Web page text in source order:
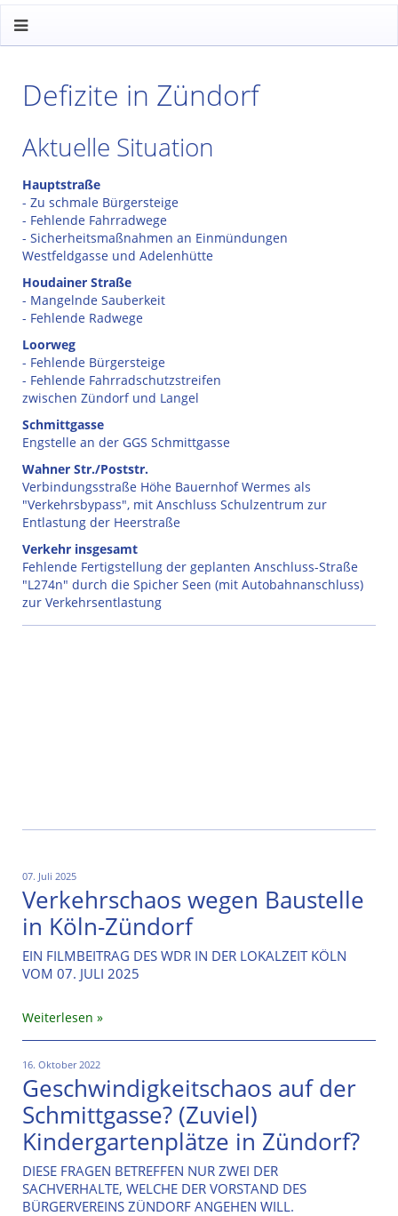
Defizite in Zündorf
Aktuelle Situation
Hauptstraße
- Zu schmale Bürgersteige
- Fehlende Fahrradwege
- Sicherheitsmaßnahmen an Einmündungen
Westfeldgasse und Adelenhütte
Houdainer Straße
- Mangelnde Sauberkeit
- Fehlende Radwege
Loorweg
- Fehlende Bürgersteige
- Fehlende Fahrradschutzstreifen
zwischen Zündorf und Langel
Schmittgasse
Engstelle an der GGS Schmittgasse
Wahner Str./Poststr.
Verbindungsstraße Höhe Bauernhof Wermes als
"Verkehrsbypass", mit Anschluss Schulzentrum zur
Entlastung der Heerstraße
Verkehr insgesamt
Fehlende Fertigstellung der geplanten Anschluss-Straße
"L274n" durch die Spicher Seen (mit Autobahnanschluss)
zur Verkehrsentlastung
07. Juli 2025
Verkehrschaos wegen Baustelle
in Köln-Zündorf
EIN FILMBEITRAG DES WDR IN DER LOKALZEIT KÖLN
VOM 07. JULI 2025
Weiterlesen
16. Oktober 2022
Geschwindigkeitschaos auf der
Schmittgasse? (Zuviel)
Kindergartenplätze in Zündorf?
DIESE FRAGEN BETREFFEN NUR ZWEI DER
SACHVERHALTE, WELCHE DER VORSTAND DES
BÜRGERVEREINS ZÜNDORF ANGEHEN WILL.